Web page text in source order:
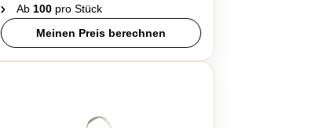
Ab 100pro Stück
Meinen Preis berechnen